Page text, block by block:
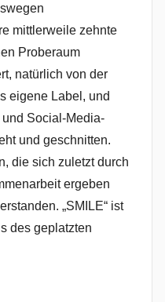
mittlerweile zehnte
Proberaum
natürlich von der
eigene Label, und
Social-Media-
und geschnitten.
die sich zuletzt durch
ergeben
„SMILE“ ist
des geplatzten